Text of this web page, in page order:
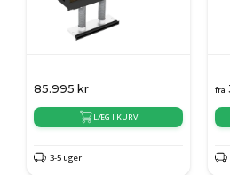
85.995 kr
LÆG I KURV
3-5 uger
fra